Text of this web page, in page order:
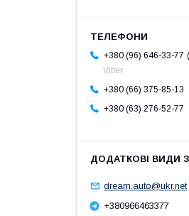
+380 (96) 646-33-77
Viber
+380 (66) 375-85-13
+380 (63) 276-52-77
dream.auto@ukr.net
+380966463377